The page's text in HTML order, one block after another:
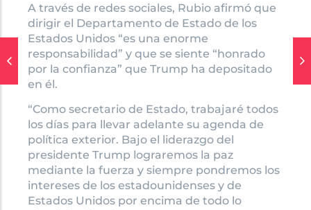
A través de redes sociales, Rubio afirmó que
dirigir el Departamento de Estado de los
Estados Unidos “es una enorme
responsabilidad” y que se siente “honrado
por la confianza” que Trump ha depositado
en él.
“Como secretario de Estado, trabajaré todos
los días para llevar adelante su agenda de
política exterior. Bajo el liderazgo del
presidente Trump lograremos la paz
mediante la fuerza y siempre pondremos los
intereses de los estadounidenses y de
Estados Unidos por encima de todo lo